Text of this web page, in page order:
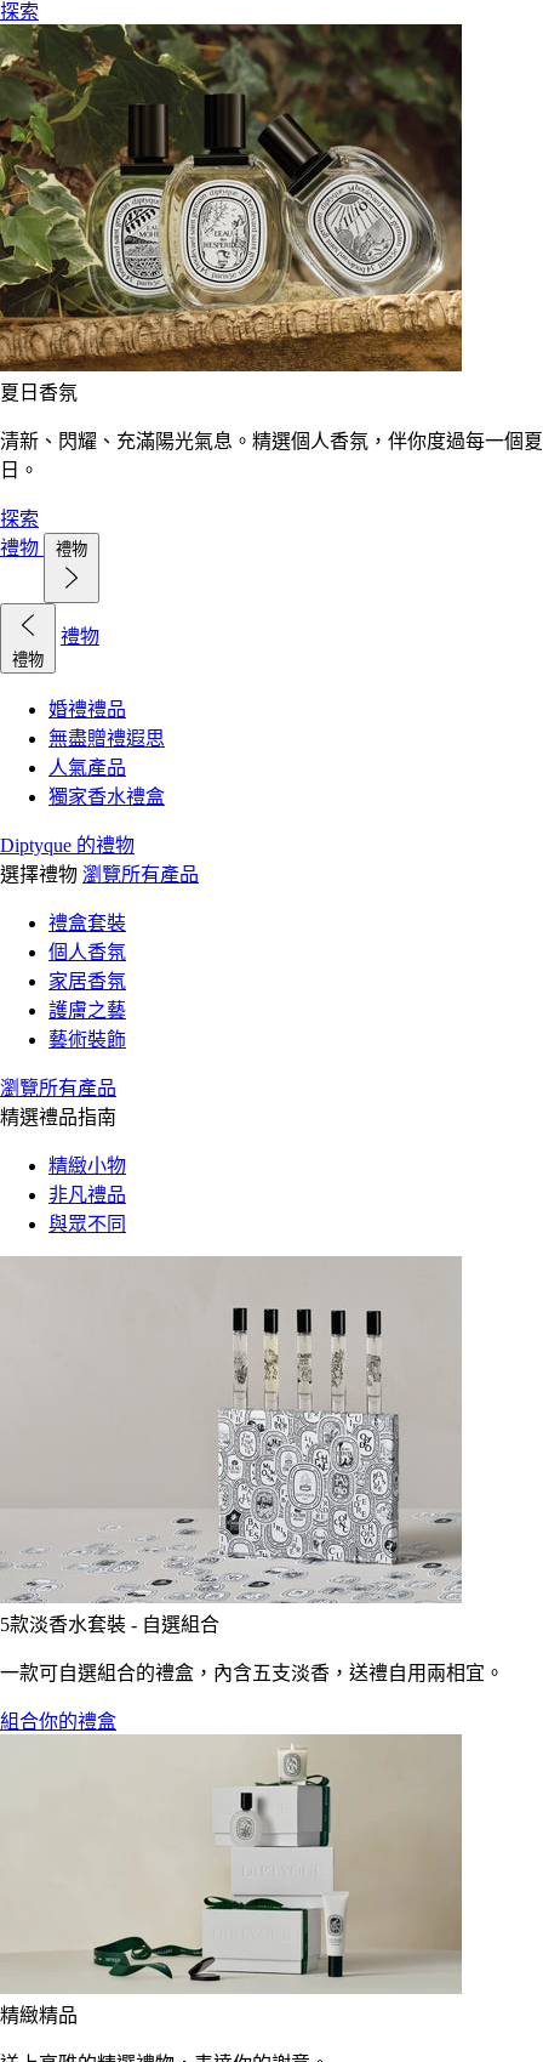
探索
夏日香氛
清新、閃耀、充滿陽光氣息。精選個人香氛，伴你度過每一個夏
日。
探索
禮物
禮物
禮物
禮物
婚禮禮品
無盡贈禮遐思
人氣產品
獨家香水禮盒
Diptyque 的禮物
選擇禮物 瀏覽所有產品
禮盒套裝
個人香氛
家居香氛
護膚之藝
藝術裝飾
瀏覽所有產品
精選禮品指南
精緻小物
非凡禮品
與眾不同
5款淡香水套裝 - 自選組合
一款可自選組合的禮盒，內含五支淡香，送禮自用兩相宜。
組合你的禮盒
精緻精品